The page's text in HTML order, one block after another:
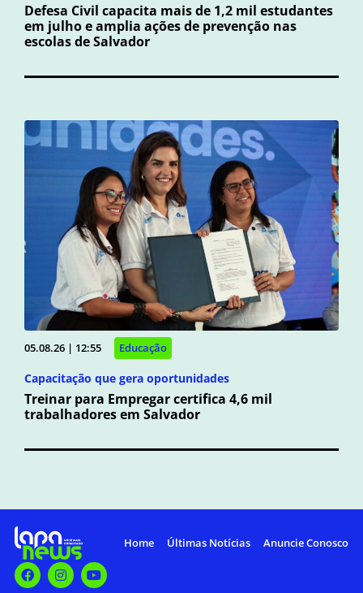
Defesa Civil capacita mais de 1,2 mil estudantes
em julho e amplia ações de prevenção nas
escolas de Salvador
05.08.26 | 12:55 Educação
Capacitação que gera oportunidades
Treinar para Empregar certifica 4,6 mil
trabalhadores em Salvador
Home Últimas Notícias Anuncie Conosco